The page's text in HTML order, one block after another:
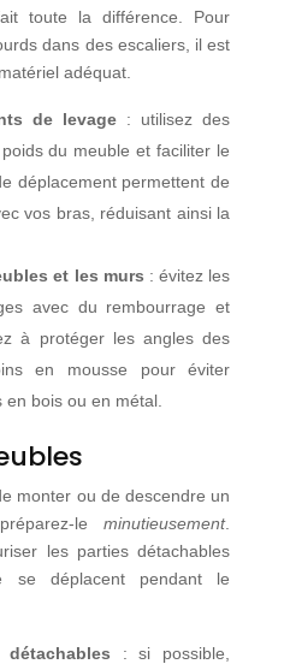
toute la différence. Pour
dans des escaliers, il est
adéquat.
de levage : utilisez des
du meuble et faciliter le
déplacement permettent de
vos bras, réduisant ainsi la
et les murs : évitez les
avec du rembourrage et
à protéger les angles des
en mousse pour éviter
en bois ou en métal.
monter ou de descendre un
leminutieusement.
les parties détachables
se déplacent pendant le
: si possible,